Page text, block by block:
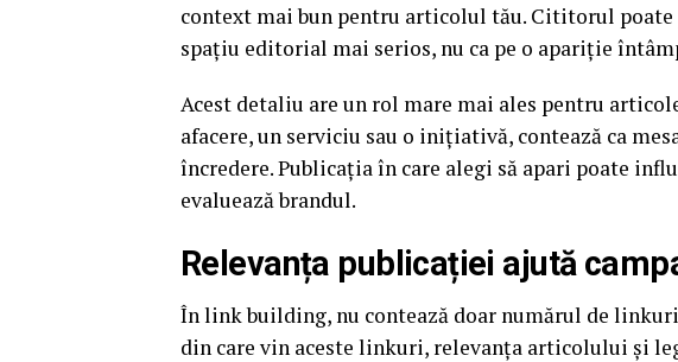
context mai bun pentru articolul tău. Cititorul
spațiu editorial mai serios, nu ca pe o apariție
Acest detaliu are un rol mare mai ales pentru
afacere, un serviciu sau o inițiativă, contează ca
încredere. Publicația în care alegi să apari poate
evaluează brandul.
Relevanța publicației ajută
În link building, nu contează doar numărul de
din care vin aceste linkuri, relevanța articolului și